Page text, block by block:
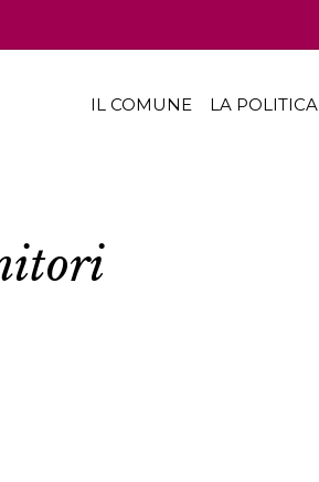
IL COMUNE LA POLITICA